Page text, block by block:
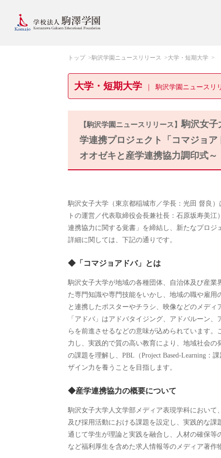
トップ 駒沢学園ニュースリリース 大学・短期大学
大学・短期大学 駒沢学園ニュースリ
【駒沢学園ニュースリリース】駒沢女子
学連携プロジェクト「コマジョ
オオゼキと産学連携協力調印式～
駒沢女子大学（東京都稲城市／学長：光田 督良
トの運営／代表取締役会長兼社長：石原坂寿美
連携協力に関する覚書」を締結し、新たなプロジ
詳細に関しては、下記の通りです。
◆「コマジョアドバ」とは
駒沢女子大学が地域の各種団体、自治体及び産
た専門知識や専門技能をいかし、地域の職や雇
と連携したポスターやチラシ、映像などのメディ
「アドバ」はアドバタイジング、アドバルーン
らを前進させるなどの意味が込められています
力し、実践的で質の高い教育により、地域社会
の課題を理解し、PBL（Project Based-Learning
ザイン力を養うことを目指します。
◆産学連携協力の概要について
駒沢女子大学人文学部メディア表現学科におい
及び採用活動における課題を設定し、実践的な
通じて学生が理論と実践を融合し、人材の確保
など福利厚生を含めた求人情報等のメディア著作